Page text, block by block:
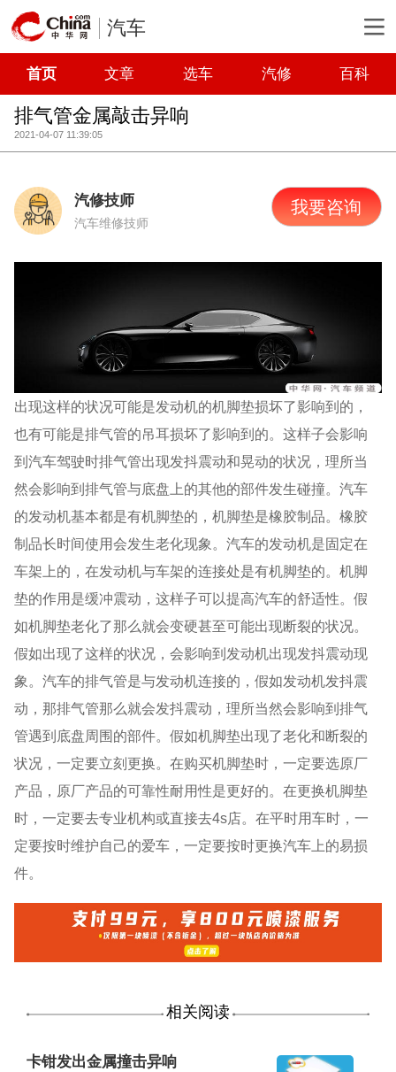
汽车
首页 文章 选车 汽修 百科
排气管金属敲击异响
2021-04-07 11:39:05
汽修技师
汽车维修技师
我要咨询
出现这样的状况可能是发动机的机脚垫损坏了影响到的，
也有可能是排气管的吊耳损坏了影响到的。这样子会影响
到汽车驾驶时排气管出现发抖震动和晃动的状况，理所当
然会影响到排气管与底盘上的其他的部件发生碰撞。汽车
的发动机基本都是有机脚垫的，机脚垫是橡胶制品。橡胶
制品长时间使用会发生老化现象。汽车的发动机是固定在
车架上的，在发动机与车架的连接处是有机脚垫的。机脚
垫的作用是缓冲震动，这样子可以提高汽车的舒适性。假
如机脚垫老化了那么就会变硬甚至可能出现断裂的状况。
假如出现了这样的状况，会影响到发动机出现发抖震动现
象。汽车的排气管是与发动机连接的，假如发动机发抖震
动，那排气管那么就会发抖震动，理所当然会影响到排气
管遇到底盘周围的部件。假如机脚垫出现了老化和断裂的
状况，一定要立刻更换。在购买机脚垫时，一定要选原厂
产品，原厂产品的可靠性耐用性是更好的。在更换机脚垫
时，一定要去专业机构或直接去4s店。在平时用车时，一
定要按时维护自己的爱车，一定要按时更换汽车上的易损
件。
相关阅读
卡钳发出金属撞击异响